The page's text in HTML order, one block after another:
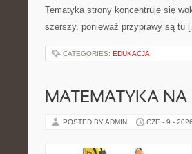
Tematyka strony koncentruje się
szerszy, ponieważ przyprawy są tu
CATEGORIES: EDUKACJA
MATEMATYKA NA
POSTED BY ADMIN CZE - 9 - 2026